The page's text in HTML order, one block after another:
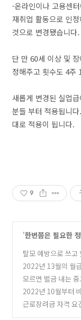
-온라인이나 고용센
재취업 활동으로 인
것으로 변경됐습니다.
단 만 60세 이상 및
정해주고 횟수도 4주
새롭게 변경된 실업
분들 부터 적용됩니
대로 적용이 됩니다.
9
'한번쯤은 필요한
탈모 예방으로 쓰고
다??
(0)
2022년 13월의 월
산 소득공제율 바뀌
모르면 벌금 내는
품목 13가지 알아
2022년 10월부터
과 귀국 시 폐지되
근로장려금 자격 요